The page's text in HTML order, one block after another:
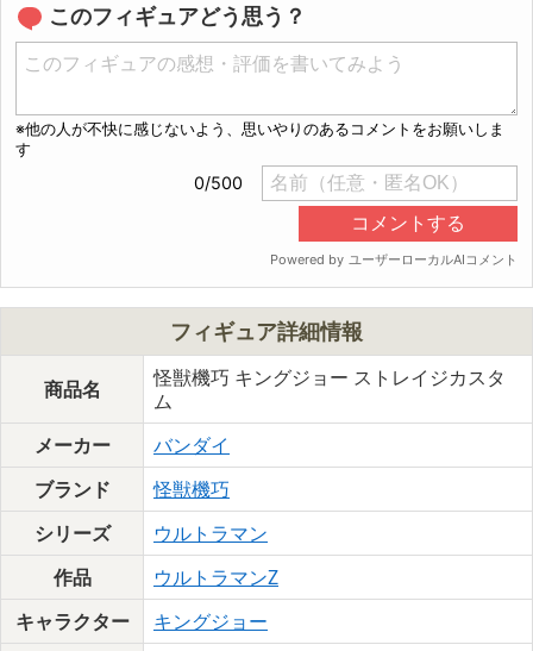
このフィギュアどう思う？
フィギュア詳細情報
商品名
怪獣機巧 キングジョー ストレイジカスタ
ム
メーカー
バンダイ
ブランド
怪獣機巧
シリーズ
ウルトラマン
作品
ウルトラマンZ
キャラクター
キングジョー